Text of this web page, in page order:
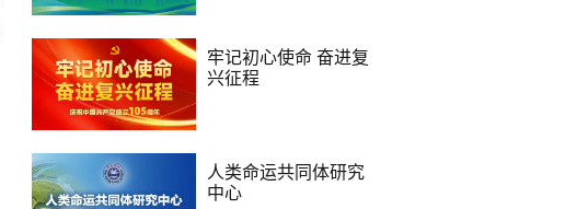
牢记初心使命 奋进复
兴征程
人类命运共同体研究
中心